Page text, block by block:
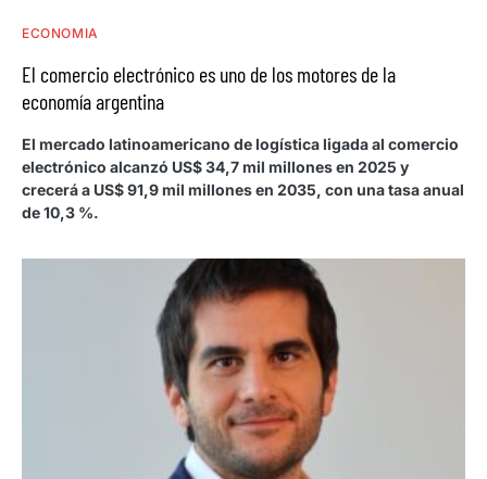
ECONOMIA
El comercio electrónico es uno de los motores de la
economía argentina
El mercado latinoamericano de logística ligada al comercio
electrónico alcanzó US$ 34,7 mil millones en 2025 y
crecerá a US$ 91,9 mil millones en 2035, con una tasa anual
de 10,3 %.